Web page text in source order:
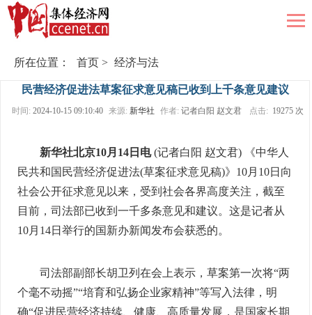
所在位置： 首页 > 经济与法
民营经济促进法草案征求意见稿已收到上千条意见建议
时间: 2024-10-15 09:10:40 来源: 新华社 作者: 记者白阳 赵文君 点击: 19275 次
新华社北京10月14日电(记者白阳 赵文君) 《中华人
民共和国民营经济促进法(草案征求意见稿)》10月10日向
社会公开征求意见以来，受到社会各界高度关注，截至
目前，司法部已收到一千多条意见和建议。这是记者从
10月14日举行的国新办新闻发布会获悉的。
司法部副部长胡卫列在会上表示，草案第一次将“两
个毫不动摇”“培育和弘扬企业家精神”等写入法律，明
确“促进民营经济持续、健康、高质量发展，是国家长期